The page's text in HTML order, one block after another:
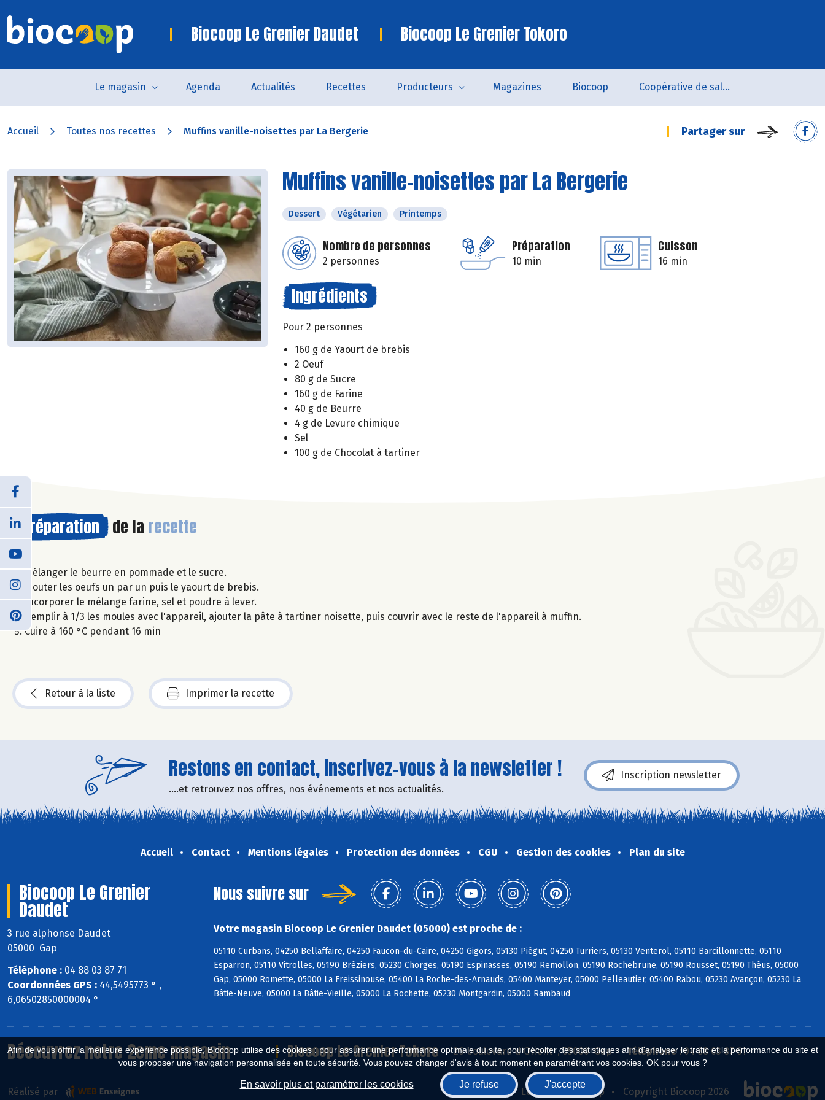
Afin de vous offrir la meilleure expérience possible, Biocoop utilise des cookies : pour assurer une performance optimale du site, pour récolter des statistiques afin d'analyser le trafic et la performance du site et
vous proposer une navigation personnalisée en toute sécurité. Vous pouvez changer d'avis à tout moment en paramétrant vos cookies. OK pour vous ?
En savoir plus et paramétrer les cookies Je refuse J'accepte
Biocoop Le Grenier Daudet Biocoop Le Grenier Tokoro
Le magasin Agenda Actualités Recettes Producteurs Magazines Biocoop Coopérative de salarié.es - SCOP
Accueil Toutes nos recettes Muffins vanille-noisettes par La Bergerie Partager sur
Muffins vanille-noisettes par La Bergerie
Dessert Végétarien Printemps
Nombre de personnes
2 personnes
Préparation
10 min
Cuisson
16 min
Ingrédients
Pour 2 personnes
160 g de Yaourt de brebis
2 Oeuf
80 g de Sucre
160 g de Farine
40 g de Beurre
4 g de Levure chimique
Sel
100 g de Chocolat à tartiner
Préparation de la recette
Mélanger le beurre en pommade et le sucre.
Ajouter les oeufs un par un puis le yaourt de brebis.
Incorporer le mélange farine, sel et poudre à lever.
Remplir à 1/3 les moules avec l'appareil, ajouter la pâte à tartiner noisette, puis couvrir avec le reste de l'appareil à muffin.
Cuire à 160 °C pendant 16 min
Retour à la liste Imprimer la recette
Restons en contact, inscrivez-vous à la newsletter !
....et retrouvez nos offres, nos événements et nos actualités.
Inscription newsletter
Accueil Contact Mentions légales Protection des données CGU Gestion des cookies Plan du site
Biocoop Le Grenier
Daudet
3 rue alphonse Daudet
05000 Gap
Téléphone : 04 88 03 87 71
Coordonnées GPS : 44,5495773 ° ,
6,06502850000004 °
Nous suivre sur
Votre magasin Biocoop Le Grenier Daudet (05000) est proche de :
05110 Curbans, 04250 Bellaffaire, 04250 Faucon-du-Caire, 04250 Gigors, 05130 Piégut, 04250 Turriers, 05130 Venterol, 05110 Barcillonnette, 05110
Esparron, 05110 Vitrolles, 05190 Bréziers, 05230 Chorges, 05190 Espinasses, 05190 Remollon, 05190 Rochebrune, 05190 Rousset, 05190 Théus, 05000
Gap, 05000 Romette, 05000 La Freissinouse, 05400 La Roche-des-Arnauds, 05400 Manteyer, 05000 Pelleautier, 05400 Rabou, 05230 Avançon, 05230 La
Bâtie-Neuve, 05000 La Bâtie-Vieille, 05000 La Rochette, 05230 Montgardin, 05000 Rambaud
Découvrez notre 2eme magasin Biocoop Le Grenier Tokoro 26 boulevard d'Orient , 05000 Gap Téléphone :04 88 03 87 61
Biocoop.fr Le réseau Biocoop Copyright Biocoop 2026
Réalisé par